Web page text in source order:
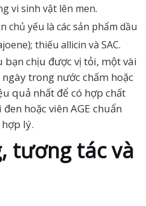
vi sinh vật lên men.
chủ yếu là các sản phẩm dầu
thiếu allicin và SAC.
bạn chịu được vị tỏi, một vài
trong nước chấm hoặc
quả nhất để có hợp chất
hoặc viên AGE chuẩn
lý.
tương tác và